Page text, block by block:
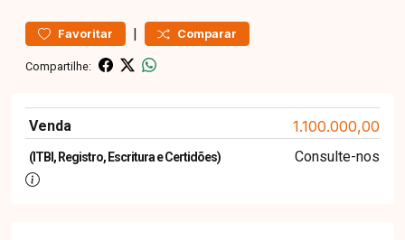
Favoritar | Comparar
Compartilhe:
Venda 1.100.000,00
(ITBI, Registro, Escritura e Certidões) Consulte-nos